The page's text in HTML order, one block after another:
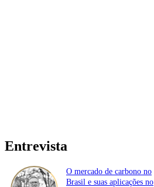
Entrevista
O mercado de carbono no
Brasil e suas aplicações no